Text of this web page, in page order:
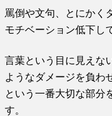
罵倒や文句、とにかく
モチベーション低下し
言葉という目に見えな
ようなダメージを負わ
という一番大切な部分
す。